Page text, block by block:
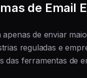
de Email
de enviar
reguladas e
das ferramentas de